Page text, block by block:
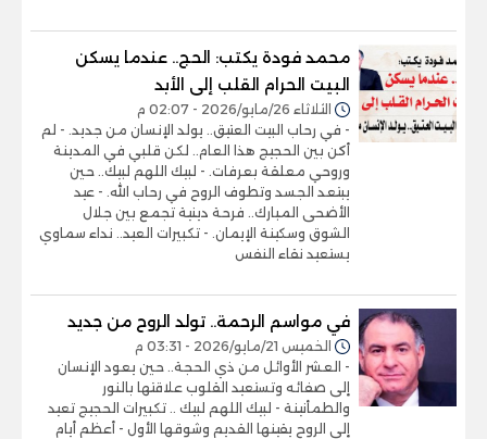
محمد فودة يكتب: الحج.. عندما يسكن
البيت الحرام القلب إلى الأبد
الثلاثاء 26/مايو/2026 - 02:07 م
- في رحاب البيت العتيق.. يولد الإنسان من جديد. - لم
أكن بين الحجيج هذا العام.. لكن قلبي في المدينة
وروحي معلقة بعرفات. - لبيك اللهم لبيك.. حين
يبتعد الجسد وتطوف الروح في رحاب الله. - عيد
الأضحى المبارك.. فرحة دينية تجمع بين جلال
الشوق وسكينة الإيمان. - تكبيرات العيد.. نداء سماوي
يستعيد نقاء النفس
في مواسم الرحمة.. تولد الروح من جديد
الخميس 21/مايو/2026 - 03:31 م
- العشر الأوائل من ذي الحجة.. حين يعود الإنسان
إلى صفائه وتستعيد القلوب علاقتها بالنور
والطمأنينة - لبيك اللهم لبيك .. تكبيرات الحجيج تعيد
إلى الروح يقينها القديم وشوقها الأول - أعظم أيام